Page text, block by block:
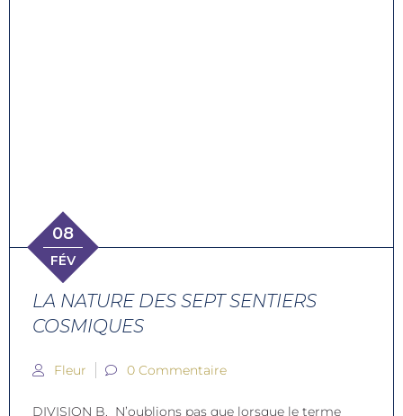
08
FÉV
LA NATURE DES SEPT SENTIERS
COSMIQUES
Fleur 0 Commentaire
DIVISION B. N’oublions pas que lorsque le terme